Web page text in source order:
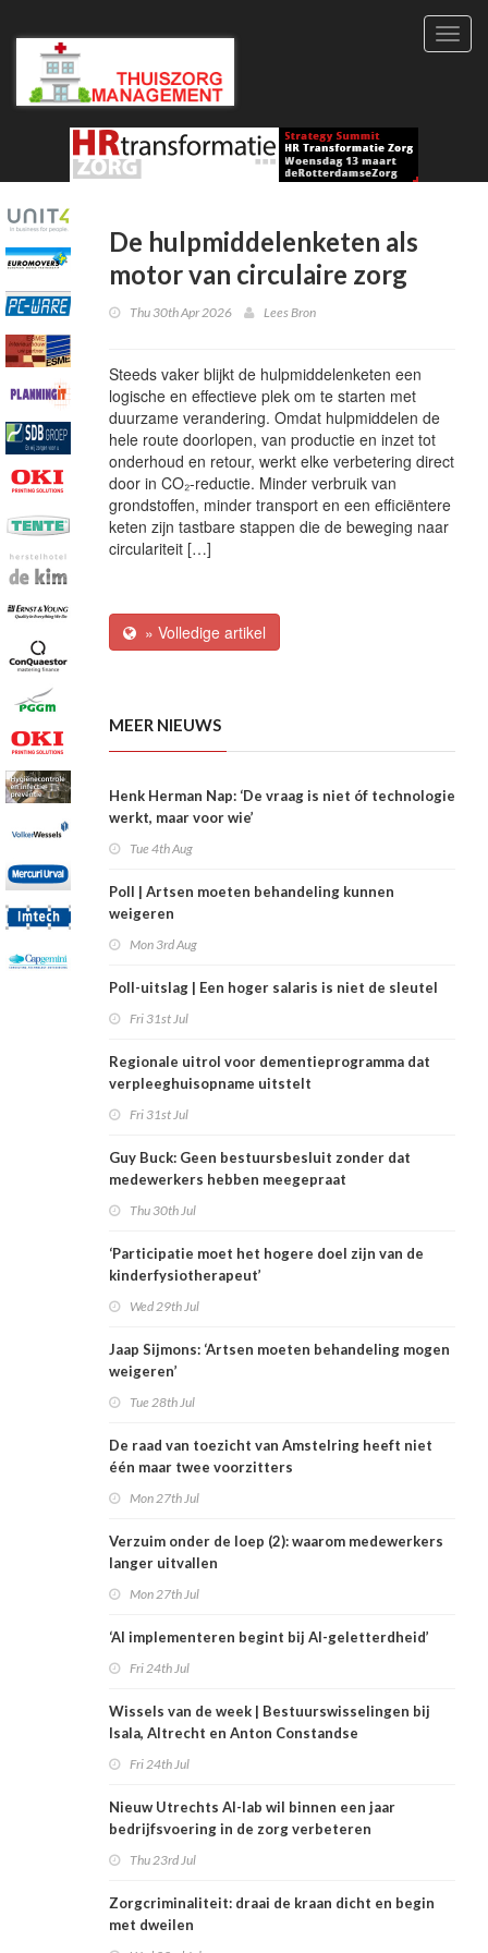
De hulpmiddelenketen als
motor van circulaire zorg
Thu 30th Apr 2026 Lees Bron
Steeds vaker blijkt de hulpmiddelenketen een
logische en effectieve plek om te starten met
duurzame verandering. Omdat hulpmiddelen de
hele route doorlopen, van productie en inzet tot
onderhoud en retour, werkt elke verbetering direct
door in CO₂‑reductie. Minder verbruik van
grondstoffen, minder transport en een efficiëntere
keten zijn tastbare stappen die de beweging naar
circulariteit […]
» Volledige artikel
MEER NIEUWS
Henk Herman Nap: ‘De vraag is niet óf technologie
werkt, maar voor wie’
Tue 4th Aug
Poll | Artsen moeten behandeling kunnen
weigeren
Mon 3rd Aug
Poll-uitslag | Een hoger salaris is niet de sleutel
Fri 31st Jul
Regionale uitrol voor dementieprogramma dat
verpleeghuisopname uitstelt
Fri 31st Jul
Guy Buck: Geen bestuursbesluit zonder dat
medewerkers hebben meegepraat
Thu 30th Jul
‘Participatie moet het hogere doel zijn van de
kinderfysiotherapeut’
Wed 29th Jul
Jaap Sijmons: ‘Artsen moeten behandeling mogen
weigeren’
Tue 28th Jul
De raad van toezicht van Amstelring heeft niet
één maar twee voorzitters
Mon 27th Jul
Verzuim onder de loep (2): waarom medewerkers
langer uitvallen
Mon 27th Jul
‘AI implementeren begint bij AI-geletterdheid’
Fri 24th Jul
Wissels van de week | Bestuurswisselingen bij
Isala, Altrecht en Anton Constandse
Fri 24th Jul
Nieuw Utrechts AI-lab wil binnen een jaar
bedrijfsvoering in de zorg verbeteren
Thu 23rd Jul
Zorgcriminaliteit: draai de kraan dicht en begin
met dweilen